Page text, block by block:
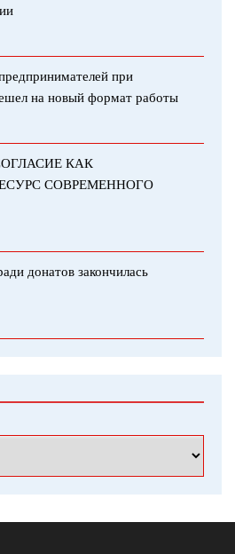
при
на новый формат работы
КАК
СОВРЕМЕННОГО
донатов закончилась